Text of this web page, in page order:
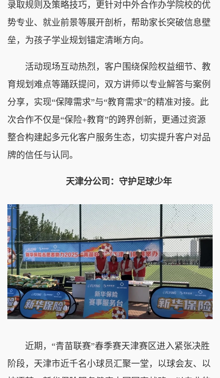
录取规则及策略技巧，更针对中外合作办学院校的优
势专业、就业前景等展开剖析，帮助家长突破信息壁
垒，为孩子学业规划锚定清晰方向。
活动现场互动热烈，客户围绕保险权益细节、教
育规划难点等踊跃提问，双方讲师以专业解答与案例
分享，实现“保障需求”与“教育需求”的精准对接。此
次合作不仅是“保险+教育”的跨界创新，更通过资源
整合构建起多元化客户服务生态，切实提升客户对品
牌的信任与认同。
天津分公司：守护足球少年
近期，“青苗联赛”春季赛天津赛区进入紧张决胜
阶段，天津市近千名小球员汇聚一堂，以球会友、以